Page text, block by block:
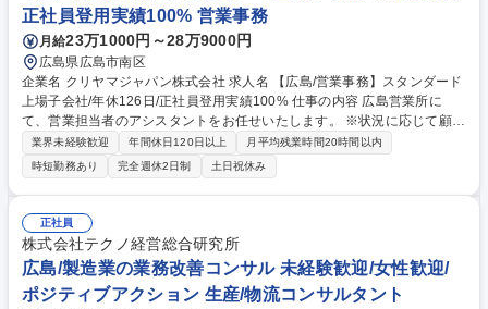
正社員登用実績100% 営業事務
月給23万1000円～28万9000円
広島県広島市南区
企業名 クリヤマジャパン株式会社 求人名 【広島/営業事務】スタンダード
上場子会社/年休126日/正社員登用実績100% 仕事の内容 広島営業所に
て、営業担当者のアシスタントをお任せいたします。 ※状況に応じて顧客
訪問や営業対応（外出有）もお任せいたします。 （営業5～6割、事務4～
5割）程度 【主な業務内容】 ■見積書・請求書・契約書などの書類作成・
発送業務 ■買上・売上処理 ■納期調整 ■受発注業務（システム入力・在庫
確認などの登録を含む） ■営業担当のサポート業務（提案書作成、価格・
条件などの交渉） ■顧客との打ち合わせ 等 ■その他、部門内の事務業務全
般 募集職種 【広島/営業事務】スタンダード上場子会社/年休126日/正社員
登用実績100%
業界未経験歓迎 年間休日120日以上
月平均残業時間20時間以内
時短勤務あり
完全週休2日制 土日祝休み
正社員
株式会社テクノ経営総合研究所
広島/製造業の業務改善コンサル 未経験歓迎/女性歓迎/
ポジティブアクション 生産/物流コンサルタント